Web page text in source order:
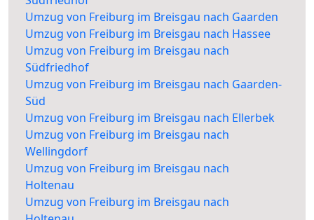
Umzug von Freiburg im Breisgau nach Gaarden
Umzug von Freiburg im Breisgau nach Hassee
Umzug von Freiburg im Breisgau nach
Südfriedhof
Umzug von Freiburg im Breisgau nach Gaarden-
Süd
Umzug von Freiburg im Breisgau nach Ellerbek
Umzug von Freiburg im Breisgau nach
Wellingdorf
Umzug von Freiburg im Breisgau nach
Holtenau
Umzug von Freiburg im Breisgau nach